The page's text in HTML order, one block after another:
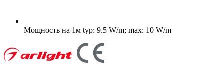
Мощность на 1м typ: 9.5 W/m; max: 10 W/m